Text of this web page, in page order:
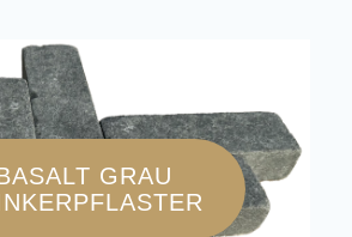
GRAU